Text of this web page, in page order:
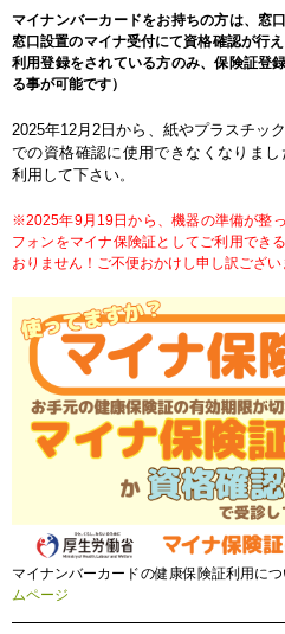
マイナンバーカードをお持ちの方は、窓
窓口設置のマイナ受付にて資格確認が行
利用登録をされている方のみ、保険証登
る事が可能です）
2025年12月2日から、紙やプラスチッ
での資格確認に使用できなくなりまし
利用して下さい。
※2025年9月19日から、機器の準備が整
フォンをマイナ保険証としてご利用でき
おりません！ご不便おかけし申し訳ござ
マイナンバーカードの健康保険証利用に
ムページ